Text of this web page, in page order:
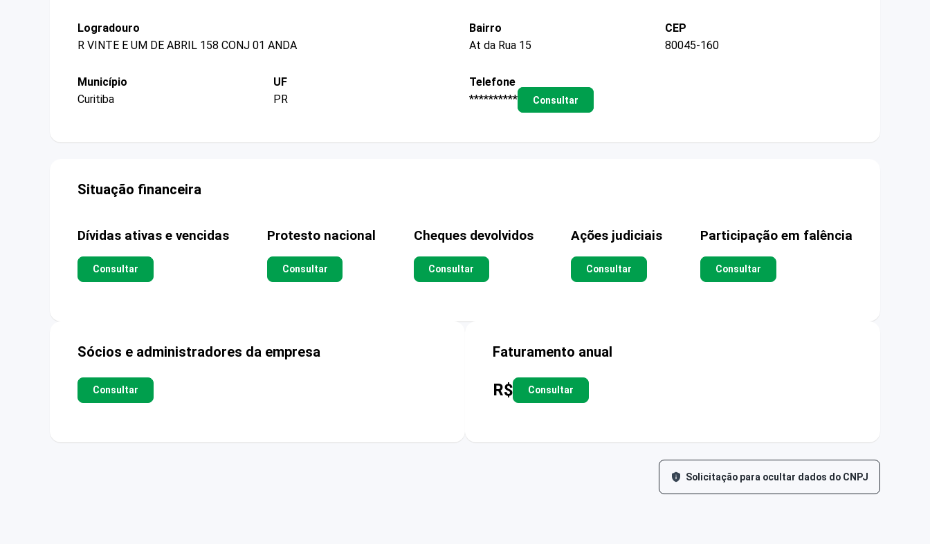
Logradouro
R VINTE E UM DE ABRIL 158 CONJ 01 ANDA
Bairro
At da Rua 15
CEP
80045-160
Município
Curitiba
UF
PR
Telefone
**********
Consultar
Situação financeira
Dívidas ativas e vencidas
Consultar
Protesto nacional
Consultar
Cheques devolvidos
Consultar
Ações judiciais
Consultar
Participação em falência
Consultar
Sócios e administradores da empresa
Consultar
Faturamento anual
R$ Consultar
Solicitação para ocultar dados do CNPJ